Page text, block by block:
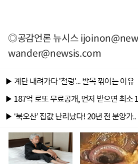
◎공감언론 뉴시스
wander@newsis.com